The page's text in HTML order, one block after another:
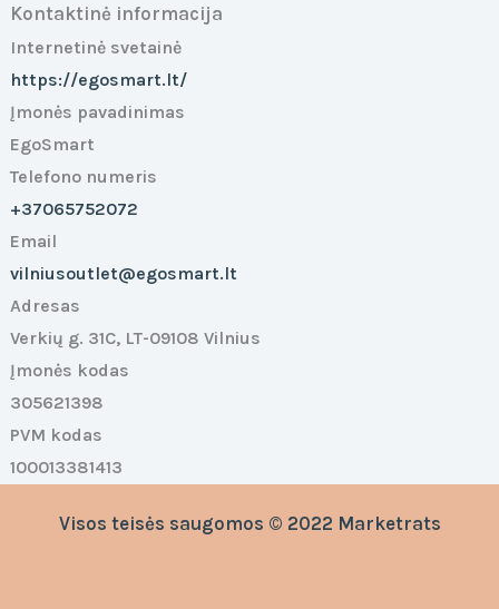
Kontaktinė informacija
Internetinė svetainė
https://egosmart.lt/
Įmonės pavadinimas
EgoSmart
Telefono numeris
+37065752072
Email
vilniusoutlet@egosmart.lt
Adresas
Verkių g. 31C, LT-09108 Vilnius
Įmonės kodas
305621398
PVM kodas
100013381413
Visos teisės saugomos © 2022 Marketrats